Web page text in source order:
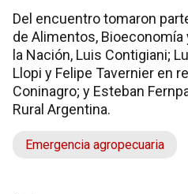
Del encuentro tomaron
de Alimentos, Bioeconomía
la Nación, Luis Contigiani;
Llopi y Felipe Tavernier en
Coninagro; y Esteban
Rural Argentina.
Emergencia agropecuaria